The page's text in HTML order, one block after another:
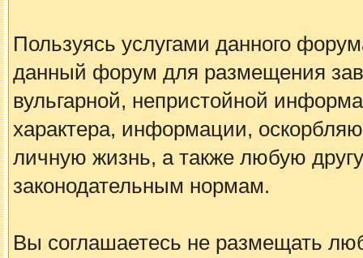
Пользуясь услугами данного
данный форум для размещения
вульгарной, непристойной
характера, информации,
личную жизнь, а также любую
законодательным нормам.
Вы соглашаетесь не размещать